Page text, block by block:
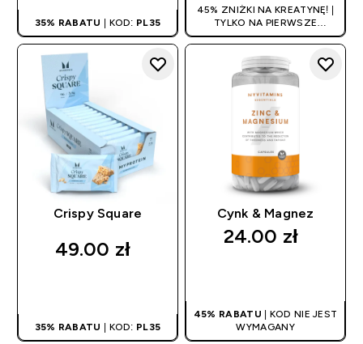
35% RABATU | KOD: PL35
45% ZNIŻKI NA KREATYNĘ! |
TYLKO NA PIERWSZE
ZAMÓWIENIE
Crispy Square
49.00 zł‎
35% RABATU | KOD: PL35
Cynk & Magnez
24.00 zł‎
45% RABATU | KOD NIE JEST
WYMAGANY